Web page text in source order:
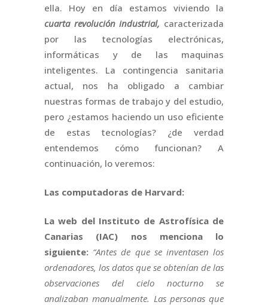
ella. Hoy en día estamos viviendo la
cuarta revolución industrial, caracterizada
por las tecnologías electrónicas,
informáticas y de las maquinas
inteligentes. La contingencia sanitaria
actual, nos ha obligado a cambiar
nuestras formas de trabajo y del estudio,
pero ¿estamos haciendo un uso eficiente
de estas tecnologías? ¿de verdad
entendemos cómo funcionan? A
continuación, lo veremos:
Las computadoras de Harvard:
La web del Instituto de Astrofísica de
Canarias (IAC) nos menciona lo
siguiente: “Antes de que se inventasen los
ordenadores, los datos que se obtenían de las
observaciones del cielo nocturno se
analizaban manualmente. Las personas que